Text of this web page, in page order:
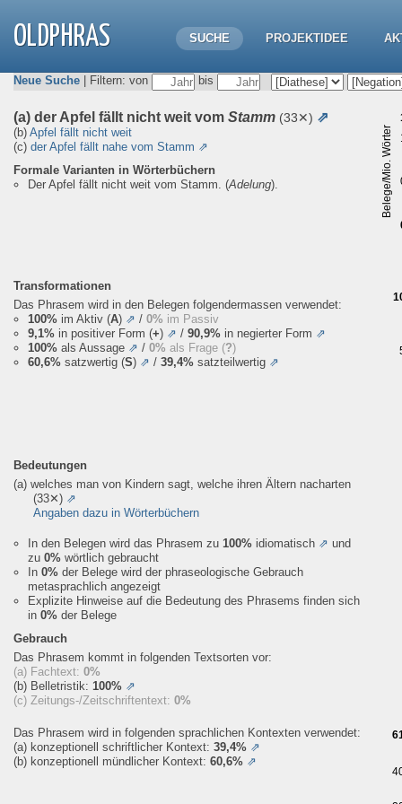
OLDPHRAS SUCHE PROJEKTIDEE
Neue Suche | Filtern: von bis
(a) der Apfel fällt nicht weit vom Stamm (33✕) ⇗
(b) Apfel fällt nicht weit
(c) der Apfel fällt nahe vom Stamm ⇗
Formale Varianten in Wörterbüchern
Der Apfel fällt nicht weit vom Stamm. (Adelung). Belege/Mio. Wörter
Transformationen
Das Phrasem wird in den Belegen folgendermassen verwendet:
100% im Aktiv (A) ⇗ / 0% im Passiv
9,1% in positiver Form (+) ⇗ / 90,9% in negierter Form ⇗
100% als Aussage ⇗ / 0% als Frage (?)
60,6% satzwertig (S) ⇗ / 39,4% satzteilwertig ⇗
Bedeutungen
(a) welches man von Kindern sagt, welche ihren Ältern nacharten
(33✕) ⇗
Angaben dazu in Wörterbüchern
In den Belegen wird das Phrasem zu 100% idiomatisch ⇗ und
zu 0% wörtlich gebraucht
In 0% der Belege wird der phraseologische Gebrauch
metasprachlich angezeigt
Explizite Hinweise auf die Bedeutung des Phrasems finden sich
in 0% der Belege
Gebrauch
Das Phrasem kommt in folgenden Textsorten vor:
(a) Fachtext: 0%
(b) Belletristik: 100% ⇗
(c) Zeitungs-/Zeitschriftentext: 0%
Das Phrasem wird in folgenden sprachlichen Kontexten verwendet:
(a) konzeptionell schriftlicher Kontext: 39,4% ⇗
(b) konzeptionell mündlicher Kontext: 60,6% ⇗